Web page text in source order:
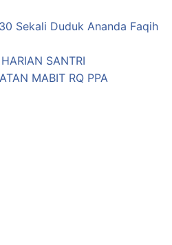
Sekali Duduk Ananda Faqih
SANTRI
MABIT RQ PPA